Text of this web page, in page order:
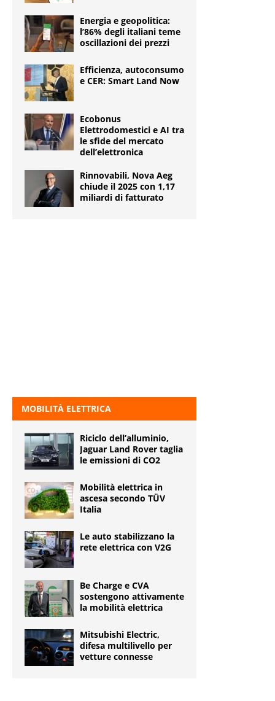
Energia e geopolitica:
l’86% degli italiani teme
oscillazioni dei prezzi
Efficienza, autoconsumo
e CER: Smart Land Now
Ecobonus
Elettrodomestici e AI tra
le sfide del mercato
dell’elettronica
Rinnovabili, Nova Aeg
chiude il 2025 con 1,17
miliardi di fatturato
MOBILITÀ ELETTRICA
Riciclo dell’alluminio,
Jaguar Land Rover taglia
le emissioni di CO2
Mobilità elettrica in
ascesa secondo TÜV
Italia
Le auto stabilizzano la
rete elettrica con V2G
Be Charge e CVA
sostengono attivamente
la mobilità elettrica
Mitsubishi Electric,
difesa multilivello per
vetture connesse